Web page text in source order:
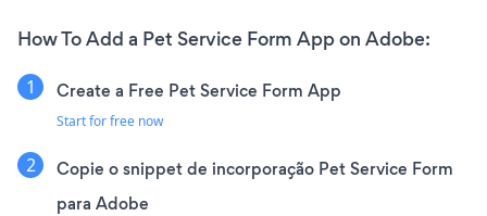
How To Add a Pet Service Form App on Adobe:
Create a Free Pet Service Form App
Start for free now
Copie o snippet de incorporação Pet Service Form
para Adobe